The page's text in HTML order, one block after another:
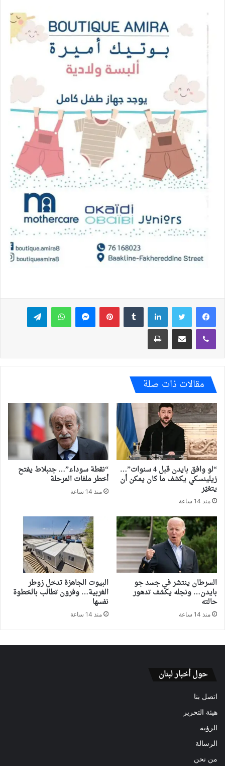
فيسبوك تويتر لينكدإن بينتيريستماسنجر واتساب تيلقرام
ڤايبر مشاركة عبر البريد طباعة
مقالات ذات صلة
“لو وافق بايدن قبل 4 سنوات”…
زيلينسكي يكشف ما كان يمكن أن
يتغيّر
منذ 14 ساعة
“نقطة سوداء”… جنبلاط يفتح
أخطر ملفات المرحلة
منذ 14 ساعة
السرطان ينتشر في جسد جو
بايدن… ونجله يكشف تدهور
حالته
منذ 14 ساعة
البيوت الجاهزة تدخل زوطر
الغربية… وفرون تطالب بالخطوة
نفسها
منذ 14 ساعة
حول أخبار لبنان
اتصل بنا
هيئة التحرير
الرؤية
الرسالة
من نحن